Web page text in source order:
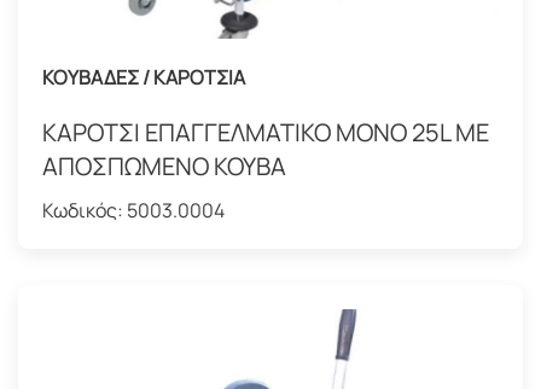
ΚΟΥΒΑΔΕΣ / ΚΑΡΟΤΣΙΑ
ΚΑΡΟΤΣΙ ΕΠΑΓΓΕΛΜΑΤΙΚΟ ΜΟΝΟ 25L ME
ΑΠΟΣΠΩΜΕΝΟ ΚΟΥΒΑ
Κωδικός: 5003.0004